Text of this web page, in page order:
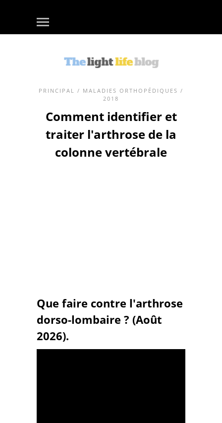
PRINCIPAL / MALADIES ORTHOPÉDIQUES /
2018
Comment identifier et
traiter l'arthrose de la
colonne vertébrale
Que faire contre l'arthrose
dorso-lombaire ? (Août
2026).